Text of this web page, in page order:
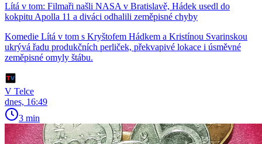
Lítá v tom: Filmaři našli NASA v Bratislavě, Hádek usedl do
kokpitu Apolla 11 a diváci odhalili zeměpisné chyby
Komedie Lítá v tom s Kryštofem Hádkem a Kristínou Svarinskou
ukrývá řadu produkčních perliček, překvapivé lokace i úsměvné
zeměpisné omyly štábu.
V Telce
dnes, 16:49
3 min